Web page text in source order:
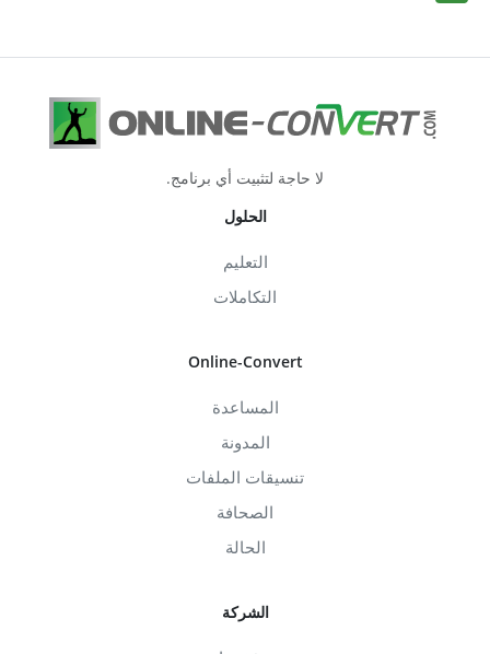
لا حاجة لتثبيت أي برنامج.
الحلول
التعليم
التكاملات
Online-Convert
المساعدة
المدونة
تنسيقات الملفات
الصحافة
الحالة
الشركة